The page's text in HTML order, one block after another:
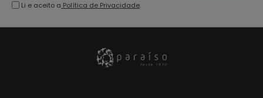
Li e aceito a Política de Privacidade.